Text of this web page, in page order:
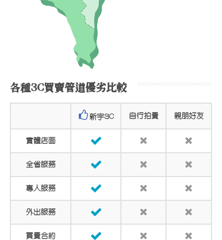
各種3C買賣管道優劣比較
新宇3C 自行拍賣 親朋好友
實體店面
全省服務
專人服務
外出服務
買賣合約